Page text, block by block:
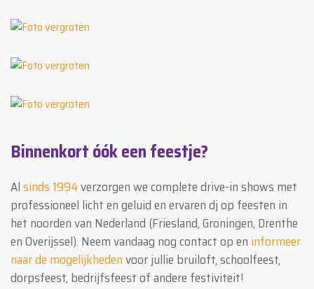
Binnenkort óók een feestje?
Alsinds 1994verzorgen we complete drive-in shows met
professioneel licht en geluid en ervaren dj op feesten in
het noorden van Nederland (Friesland, Groningen, Drenthe
en Overijssel). Neem vandaag nog contact op en informeer
naar de mogelijkhedenvoor jullie bruiloft, schoolfeest,
dorpsfeest, bedrijfsfeest of andere festiviteit!